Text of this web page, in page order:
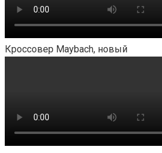
Кроссовер Maybach, новый